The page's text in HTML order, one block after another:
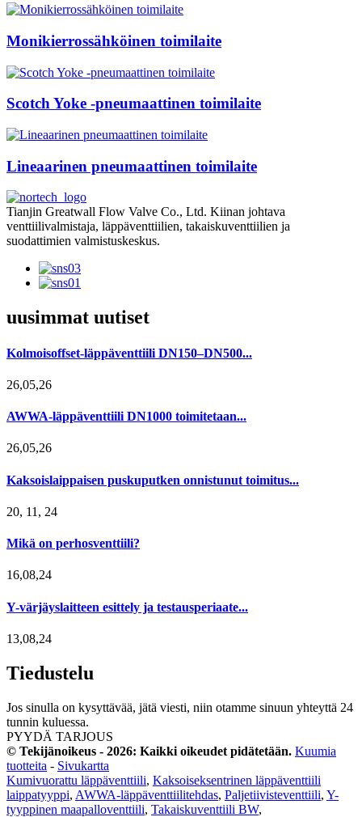
Monikierrossähköinen toimilaite
Scotch Yoke -pneumaattinen toimilaite
Lineaarinen pneumaattinen toimilaite
Tianjin Greatwall Flow Valve Co., Ltd. Kiinan johtava
venttiilivalmistaja, läppäventtiilien, takaiskuventtiilien ja
suodattimien valmistuskeskus.
uusimmat uutiset
Kolmoisoffset-läppäventtiili DN150–DN500...
26,05,26
AWWA-läppäventtiili DN1000 toimitetaan...
26,05,26
Kaksoislaippaisen puskuputken onnistunut toimitus...
20, 11, 24
Mikä on perhosventtiili?
16,08,24
Y-värjäyslaitteen esittely ja testausperiaate...
13,08,24
Tiedustelu
Jos sinulla on kysyttävää, jätä viesti, niin otamme sinuun yhteyttä 24
tunnin kuluessa.
PYYDÄ TARJOUS
© Tekijänoikeus - 2026: Kaikki oikeudet pidätetään. Kuumia
tuotteita - Sivukartta
Kumivuorattu läppäventtiili, Kaksoiseksentrinen läppäventtiili
laippatyyppi, AWWA-läppäventtiilitehdas, Paljetiivisteventtiili, Y-
tyyppinen maapalloventtiili, Takaiskuventtiili BW,